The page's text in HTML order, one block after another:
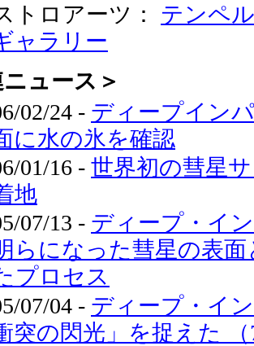
トロアーツ： テンペ
ャラリー
ニュース＞
02/24 - ディープイン
に水の氷を確認
01/16 - 世界初の彗星
地
07/13 - ディープ・イ
らになった彗星の表
プロセス
07/04 - ディープ・イ
突の閃光」を捉えた